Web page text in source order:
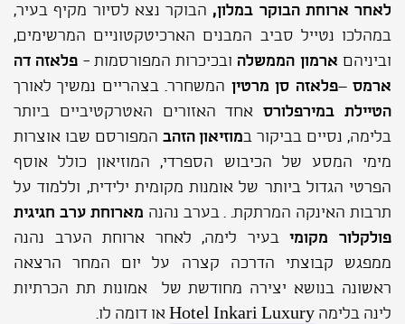
לאחר ארוחת הבוקר במלון, הבוקר נצא לסיור מקיף בעיר,
במהלכו נטייל סביב המבנים הארכיטקטוניים המרשימים,
וביניהם ארמון הממשלה ובכיכרות המפורסמות - פלאזה דה
ארמס–פלאזה סן מרטין המשחרר. בצהריים נמשיך לאורך
הטיילת במירפלורסאחד האזורים האטרקטיביים ביותר
בלימה, נסיים בביקור במוזיאון הזהב המפורסם שבו אוצרות
מימי המסע של הכיבוש הספרדי, המוזיאון כולל אוסף
הפרטי הגדול ביותר של אומנות מקומית ילידית, וללמוד על
תרבות האינקה המרתקת. . בערב נהנה מארוחת ערב חגיגית
פולקלור מקומיבעיר לימה, לאחר ארוחת הערב נהנה
ממפגש קבוצתי הדרכה קצרה על יום המחר הרצאה
ראשונה בנושא יצירה מחודשת של אמונות תת הכרתיות
לינה בלימה Hotel Inkari Luxury או דומה לו.